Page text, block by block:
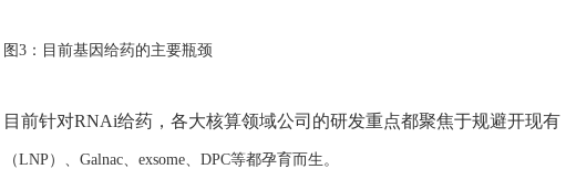
图3：目前基因给药的主要瓶颈
目前针对RNAi给药，各大核算领域公司的研发重点都聚焦于规避开现有
（LNP）、Galnac、exsome、DPC等都孕育而生。